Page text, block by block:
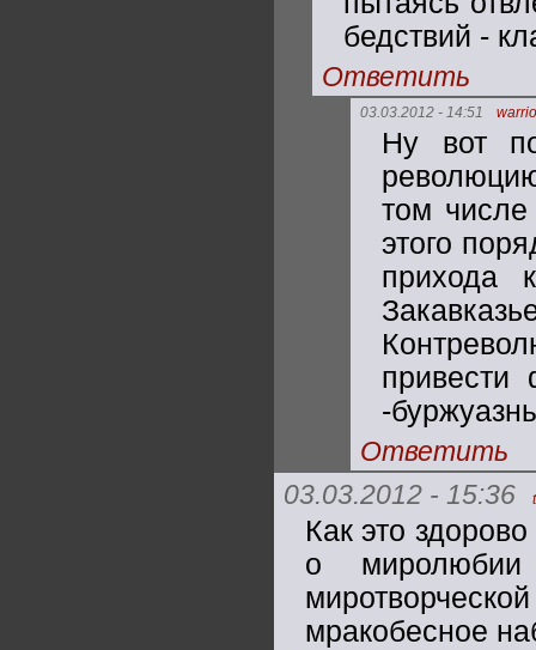
бедствий -
Ответить
03.03.2012 - 14:51
Ну вот
том
этого
прихода
привести
-
Ответить
03.03.2012 - 15:36
Как это
о
мракобесное